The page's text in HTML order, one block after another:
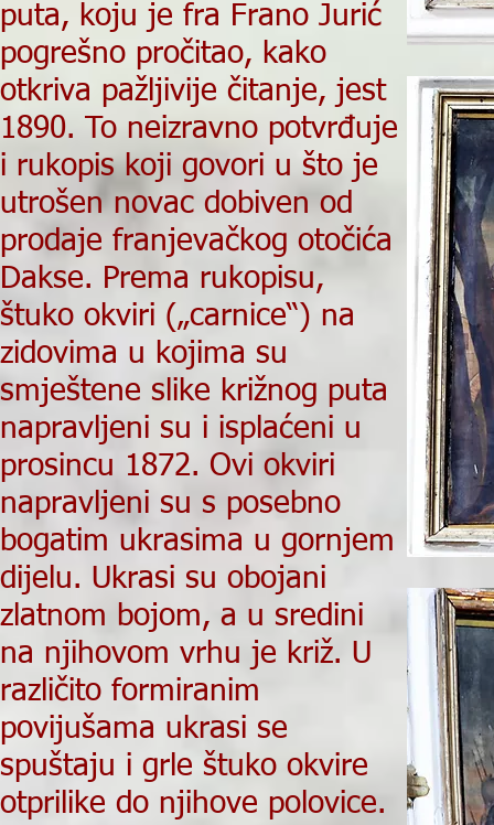
puta, koju je fra Frano Jurić
pogrešno pročitao, kako
otkriva pažljivije čitanje, jest
1890. To neizravno potvrđuje
i rukopis koji govori u što je
utrošen novac dobiven od
prodaje franjevačkog otočića
Dakse. Prema rukopisu,
štuko okviri („carnice“) na
zidovima u kojima su
smještene slike križnog puta
napravljeni su i isplaćeni u
prosincu 1872. Ovi okviri
napravljeni su s posebno
bogatim ukrasima u gornjem
dijelu. Ukrasi su obojani
zlatnom bojom, a u sredini
na njihovom vrhu je križ. U
različito formiranim
povijušama ukrasi se
spuštaju i grle štuko okvire
otprilike do njihove polovice.